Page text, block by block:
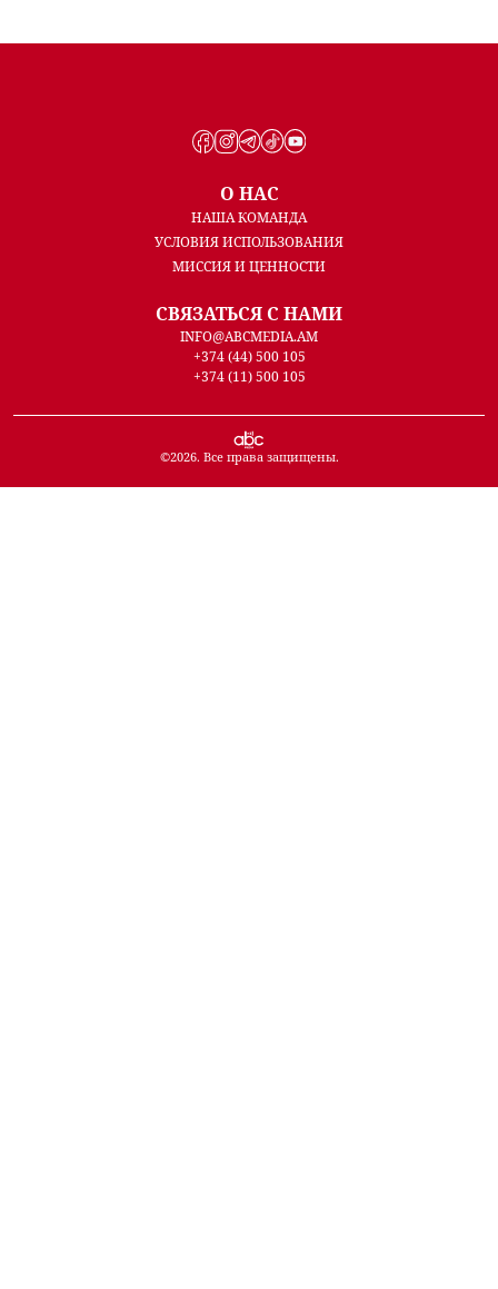
О НАС
НАША КОМАНДА
УСЛОВИЯ ИСПОЛЬЗОВАНИЯ
МИССИЯ И ЦЕННОСТИ
СВЯЗАТЬСЯ С НАМИ
INFO@ABCMEDIA.AM
+374 (44) 500 105
+374 (11) 500 105
©2026. Все права защищены.